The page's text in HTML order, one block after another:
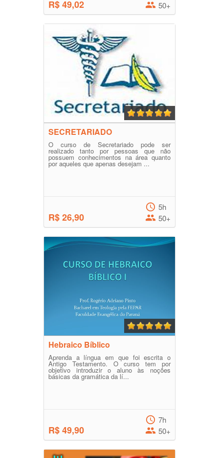
R$ 49,02 50+
SECRETARIADO
O curso de Secretariado pode ser
realizado tanto por pessoas que não
possuem conhecimentos na área quanto
por aqueles que apenas desejam ...
R$ 26,90
5h
50+
Hebraico Bíblico
Aprenda a língua em que foi escrita o
Antigo Testamento. O curso tem por
objetivo introduzir o aluno às noções
básicas da gramática da lí...
R$ 49,90
7h
50+